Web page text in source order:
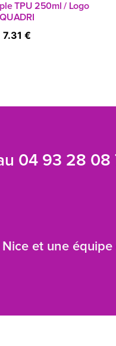
TPU 250ml / Logo
QUADRI
7.31 €
04 93 28 08
et une